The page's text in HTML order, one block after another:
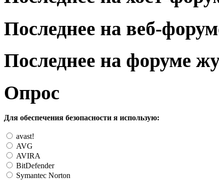
Последнее на веб-
Последнее на форуме
Опрос
Для обеспечения безопасности я использую:
avast!
AVG
AVIRA
BitDefender
Symantec Norton